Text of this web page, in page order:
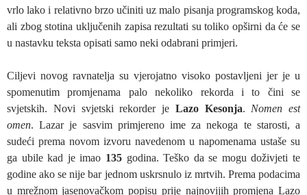
vrlo lako i relativno brzo učiniti uz malo pisanja programskog koda,
ali zbog stotina uključenih zapisa rezultati su toliko opširni da će se
u nastavku teksta opisati samo neki odabrani primjeri.
Ciljevi novog ravnatelja su vjerojatno visoko postavljeni jer je u
spomenutim promjenama palo nekoliko rekorda i to čini se
svjetskih. Novi svjetski rekorder je Lazo Kesonja. Nomen est
omen. Lazar je sasvim primjereno ime za nekoga te starosti, a
sudeći prema novom izvoru navedenom u napomenama ustaše su
ga ubile kad je imao 135 godina. Teško da se mogu doživjeti te
godine ako se nije bar jednom uskrsnulo iz mrtvih. Prema podacima
u mrežnom jasenovačkom popisu prije najnovijih promjena Lazo